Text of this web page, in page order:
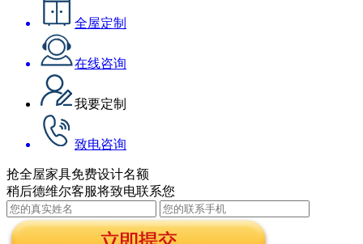
全屋定制
在线咨询
我要定制
致电咨询
抢全屋家具免费设计名额
稍后德维尔客服将致电联系您